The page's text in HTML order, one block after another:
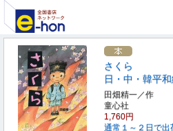
さくら
日・中・韓平
田畑精一／作
童心社
1,760円
通常１～２日で出